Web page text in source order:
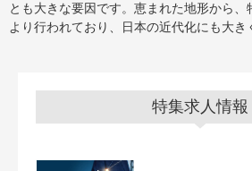
とも大きな要因です。恵まれた地形から
より行われており、日本の近代化にも大き
特集求人情報